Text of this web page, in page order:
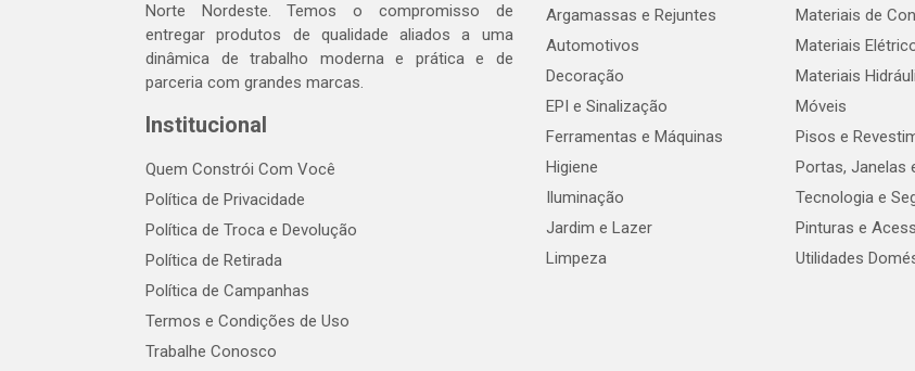
Norte Nordeste. Temos o compromisso de
entregar produtos de qualidade aliados a uma
dinâmica de trabalho moderna e prática e de
parceria com grandes marcas.
Institucional
Quem Constrói Com Você
Política de Privacidade
Política de Troca e Devolução
Política de Retirada
Política de Campanhas
Termos e Condições de Uso
Trabalhe Conosco
Argamassas e Rejuntes
Automotivos
Decoração
EPI e Sinalização
Ferramentas e Máquinas
Higiene
Iluminação
Jardim e Lazer
Limpeza
Materiais de
Materiais
Materiais
Móveis
Pisos e
Portas, Janelas
Tecnologia e
Pinturas e
Utilidades